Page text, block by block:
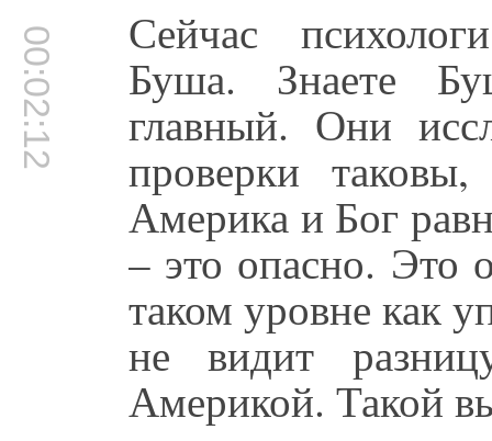
00:02:12 Сейчас
Буша. Знаете
главный. Они
проверки
Америка и Бог
– это опасно. Это
таком уровне как
не видит
Америкой. Такой